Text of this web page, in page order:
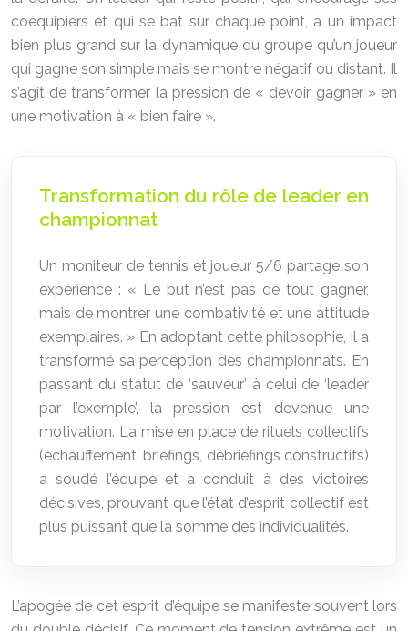
coéquipiers et qui se bat sur chaque point, a un impact
bien plus grand sur la dynamique du groupe qu’un joueur
qui gagne son simple mais se montre négatif ou distant. Il
s’agit de transformer la pression de « devoir gagner » en
une motivation à « bien faire ».
Transformation du rôle de leader en
championnat
Un moniteur de tennis et joueur 5/6 partage son
expérience : « Le but n’est pas de tout gagner,
mais de montrer une combativité et une attitude
exemplaires. » En adoptant cette philosophie, il a
transformé sa perception des championnats. En
passant du statut de ‘sauveur’ à celui de ‘leader
par l’exemple’, la pression est devenue une
motivation. La mise en place de rituels collectifs
(échauffement, briefings, débriefings constructifs)
a soudé l’équipe et a conduit à des victoires
décisives, prouvant que l’état d’esprit collectif est
plus puissant que la somme des individualités.
L’apogée de cet esprit d’équipe se manifeste souvent lors